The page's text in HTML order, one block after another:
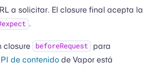
a solicitar. El closure final acepta la
.
closure beforeRequest
para
de contenido de Vapor está